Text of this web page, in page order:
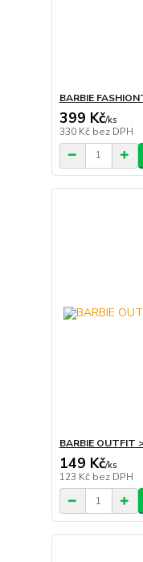
BARBIE
399 Kč/ks
330 Kč bez DPH
BARBIE
149 Kč/ks
123 Kč bez DPH